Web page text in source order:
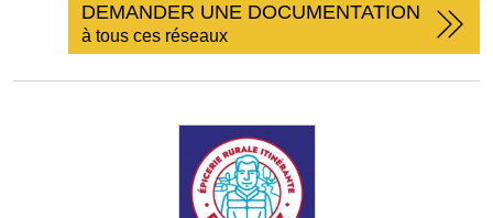
DEMANDER UNE DOCUMENTATION
à tous ces réseaux